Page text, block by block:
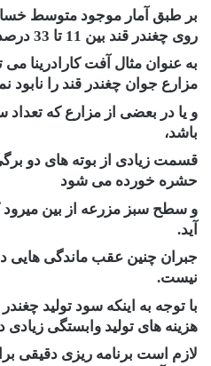
بر طبق آمار موجود متوسط
روی چغندر قند بین 11 تا 33 درصد می باشد.
به عنوان مثال آفت کارادرینا
مزارع جوان چغندر قند را نابود
و یا در بعضی از مزارع که
باشد،
قسمت زیادی از بوته های دو
حشره خورده می شود
و سطح سبز مزرعه از بین میرود
آید.
جبران چنین عقب ماندگی هایی
نیست.
با توجه به اینکه سود تولید
هزینه های تولید وابستگی زیادی
لازم است برنامه ریزی دقیقی